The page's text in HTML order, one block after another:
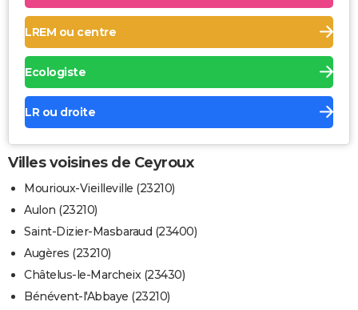
LREM ou centre
Ecologiste
LR ou droite
Villes voisines de Ceyroux
Mourioux-Vieilleville (23210)
Aulon (23210)
Saint-Dizier-Masbaraud (23400)
Augères (23210)
Châtelus-le-Marcheix (23430)
Bénévent-l'Abbaye (23210)